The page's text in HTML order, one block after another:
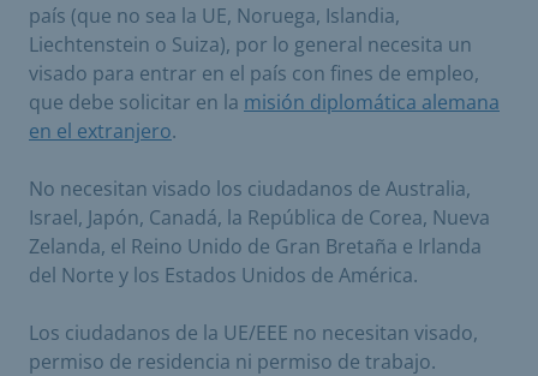
país (que no sea la UE, Noruega, Islandia,
Liechtenstein o Suiza), por lo general necesita un
visado para entrar en el país con fines de empleo,
que debe solicitar en la misión diplomática alemana
en el extranjero.
No necesitan visado los ciudadanos de Australia,
Israel, Japón, Canadá, la República de Corea, Nueva
Zelanda, el Reino Unido de Gran Bretaña e Irlanda
del Norte y los Estados Unidos de América.
Los ciudadanos de la UE/EEE no necesitan visado,
permiso de residencia ni permiso de trabajo.